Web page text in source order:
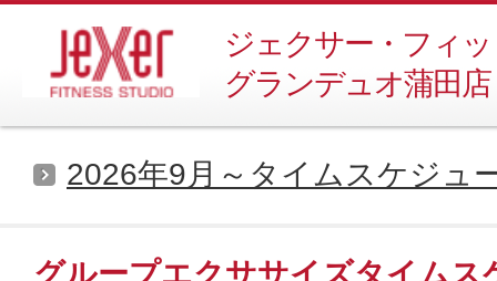
ジェクサー・フィ
グランデュオ蒲田店
2026年9月～タイムスケジュ
グループエクササイズタイムス